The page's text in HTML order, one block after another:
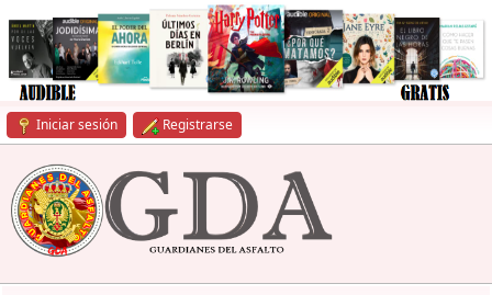
Iniciar sesión Registrarse